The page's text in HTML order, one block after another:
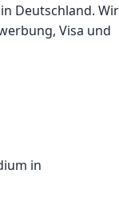
Deutschland. Wir
Visa und
in